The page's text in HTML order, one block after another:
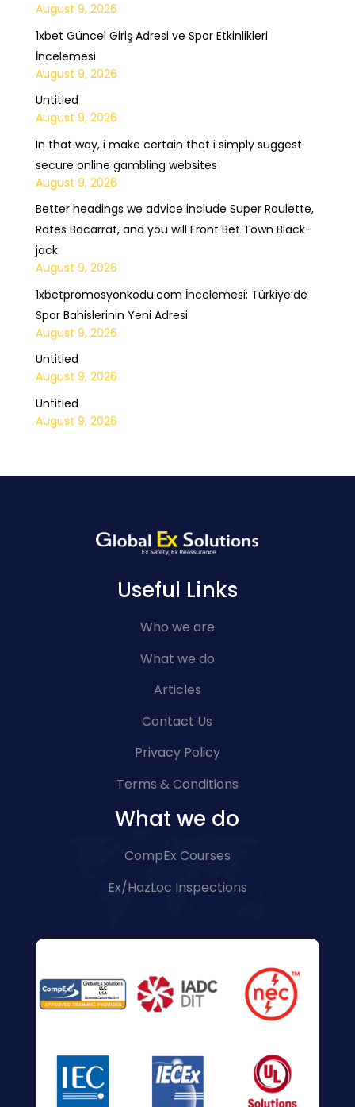
August 9, 2026
1xbet Güncel Giriş Adresi ve Spor Etkinlikleri
İncelemesi
August 9, 2026
Untitled
August 9, 2026
In that way, i make certain that i simply suggest
secure online gambling websites
August 9, 2026
Better headings we advice include Super Roulette,
Rates Bacarrat, and you will Front Bet Town Black-
jack
August 9, 2026
1xbetpromosyonkodu.com İncelemesi: Türkiye’de
Spor Bahislerinin Yeni Adresi
August 9, 2026
Untitled
August 9, 2026
Untitled
August 9, 2026
Useful Links
Who we are
What we do
Articles
Contact Us
Privacy Policy
Terms & Conditions
What we do
CompEx Courses
Ex/HazLoc Inspections